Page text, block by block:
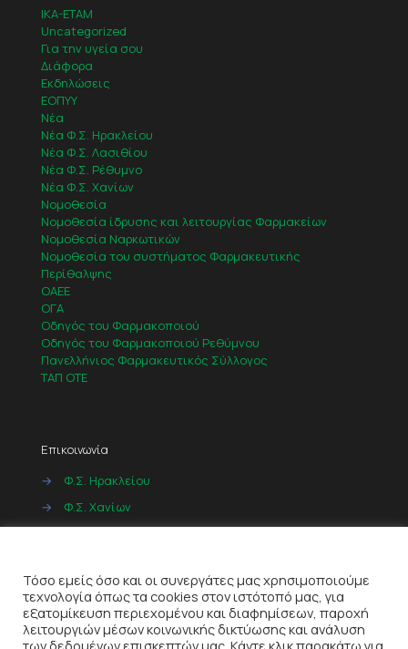
IKA-ETAM
Uncategorized
Για την υγεία σου
Διάφορα
Εκδηλώσεις
ΕΟΠΥΥ
Νέα
Νέα Φ.Σ. Ηρακλείου
Νέα Φ.Σ. Λασιθίου
Νέα Φ.Σ. Ρέθυμνο
Νέα Φ.Σ. Χανίων
Νομοθεσία
Νομοθεσία ίδρυσης και λειτουργίας Φαρμακείων
Νομοθεσία Ναρκωτικών
Νομοθεσία του συστήματος Φαρμακευτικής
Περίθαλψης
ΟΑΕΕ
ΟΓΑ
Οδηγός του Φαρμακοποιού
Οδηγός του Φαρμακοποιού Ρεθύμνου
Πανελλήνιος Φαρμακευτικός Σύλλογος
ΤΑΠ ΟΤΕ
Επικοινωνία
→
Φ.Σ. Ηρακλείου
→
Φ.Σ. Χανίων
Τόσο εμείς όσο και οι συνεργάτες μας χρησιμοποιούμε
τεχνολογία όπως τα cookies στον ιστότοπό μας, για
εξατομίκευση περιεχομένου και διαφημίσεων, παροχή
λειτουργιών μέσων κοινωνικής δικτύωσης και ανάλυση
των δεδομένων επισκεπτών μας. Κάντε κλικ παρακάτω για